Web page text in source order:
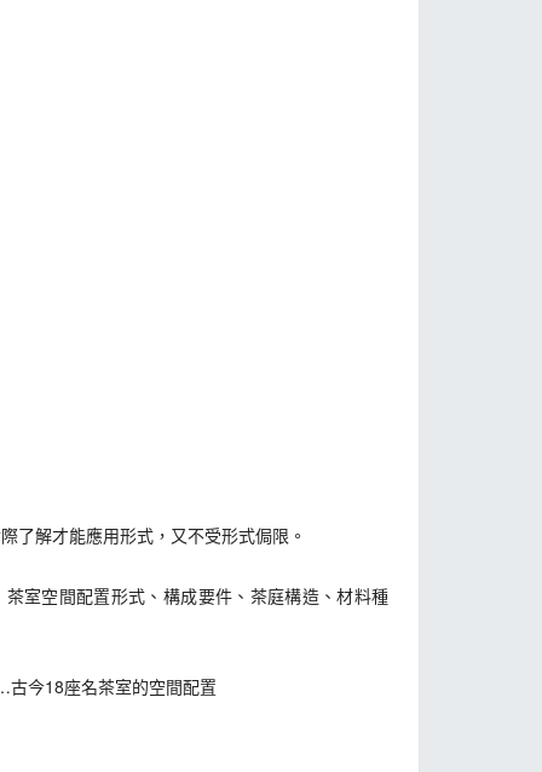
了解才能應用形式，又不受形式侷限。
室空間配置形式、構成要件、茶庭構造、材料種
今18座名茶室的空間配置